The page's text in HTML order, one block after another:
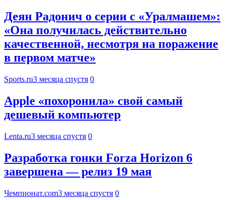
Деян Радонич о серии с «Уралмашем»:
«Она получилась действительно
качественной, несмотря на поражение
в первом матче»
Sports.ru3 месяца спустя 0
Apple «похоронила» свой самый
дешевый компьютер
Lenta.ru3 месяца спустя 0
Разработка гонки Forza Horizon 6
завершена — релиз 19 мая
Чемпионат.com3 месяца спустя 0